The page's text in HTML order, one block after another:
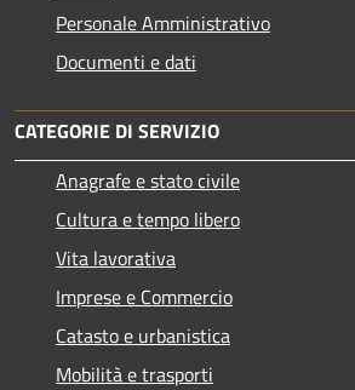
Personale Amministrativo
Documenti e dati
CATEGORIE DI SERVIZIO
Anagrafe e stato civile
Cultura e tempo libero
Vita lavorativa
Imprese e Commercio
Catasto e urbanistica
Mobilità e trasporti